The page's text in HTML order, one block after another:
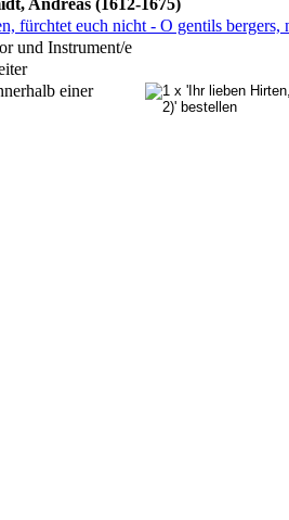
Andreas (1612-1675)
fürchtet euch nicht - O gentils
und Instrument/e
einer